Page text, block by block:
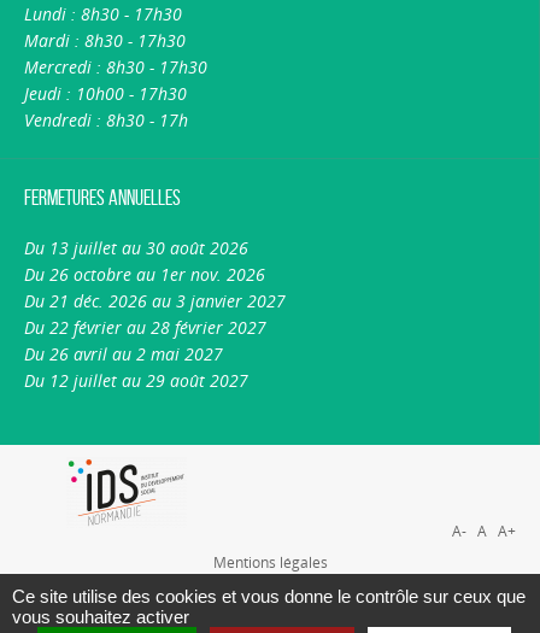
Lundi : 8h30 - 17h30
Mardi : 8h30 - 17h30
Mercredi : 8h30 - 17h30
Jeudi : 10h00 - 17h30
Vendredi : 8h30 - 17h
Fermetures annuelles
Du 13 juillet au 30 août 2026
Du 26 octobre au 1er nov. 2026
Du 21 déc. 2026 au 3 janvier 2027
Du 22 février au 28 février 2027
Du 26 avril au 2 mai 2027
Du 12 juillet au 29 août 2027
Mentions légales
Plan du site
Nous contacter
A- A A+
Ce site utilise des cookies et vous donne le contrôle sur ceux que
vous souhaitez activer